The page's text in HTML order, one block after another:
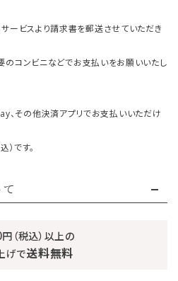
ービスより請求書を郵送させていただき
のコンビニなどでお支払いをお願いいたし
、その他決済アプリでお支払いいただけ
です。
円（税込）以上の
げで送料無料